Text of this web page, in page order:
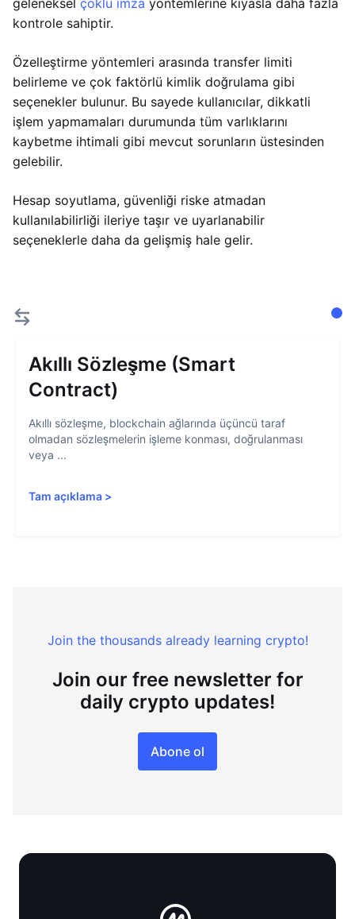
geleneksel çoklu imza yöntemlerine kıyasla daha fazla
kontrole sahiptir.
Özelleştirme yöntemleri arasında transfer limiti
belirleme ve çok faktörlü kimlik doğrulama gibi
seçenekler bulunur. Bu sayede kullanıcılar, dikkatli
işlem yapmamaları durumunda tüm varlıklarını
kaybetme ihtimali gibi mevcut sorunların üstesinden
gelebilir.
Hesap soyutlama, güvenliği riske atmadan
kullanılabilirliği ileriye taşır ve uyarlanabilir
seçeneklerle daha da gelişmiş hale gelir.
Akıllı Sözleşme (Smart
Contract)
Akıllı sözleşme, blockchain ağlarında üçüncü taraf
olmadan sözleşmelerin işleme konması, doğrulanması
veya ...
Tam açıklama >
Join the thousands already learning crypto!
Join our free newsletter for
daily crypto updates!
Abone ol